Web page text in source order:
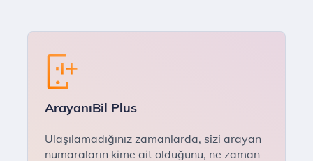
ArayanıBil Plus
Ulaşılamadığınız zamanlarda, sizi arayan
numaraların kime ait olduğunu, ne zaman